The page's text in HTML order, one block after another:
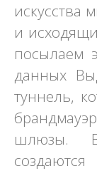
искусства
и
посылаем
данных
туннель,
шлюзы.